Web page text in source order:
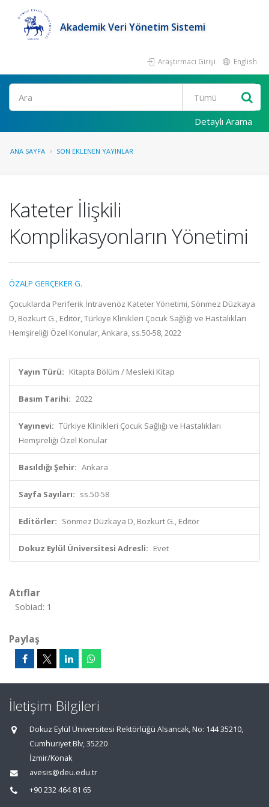
Akademik Veri Yönetim Sistemi
Araştırmacı Girişi English
Ara
Detaylı Arama
ANA SAYFA SON EKLENEN YAYINLAR
Kateter İlişkili
Komplikasyonların Yönetimi
ÖZALP GERÇEKER G.
Çocuklarda Periferik İntravenöz Kateter Yönetimi, Sönmez Düzkaya
D, Bozkurt G., Editör, Türkiye Klinikleri Çocuk Sağlığı ve Hastalıkları
Hemşireliği Özel Konular, Ankara, ss.50-58, 2022
Yayın Türü: Kitapta Bölüm / Mesleki Kitap
Basım Tarihi: 2022
Yayınevi: Türkiye Klinikleri Çocuk Sağlığı ve Hastalıkları
Hemşireliği Özel Konular
Basıldığı Şehir: Ankara
Sayfa Sayıları: ss.50-58
Editörler: Sönmez Düzkaya D, Bozkurt G., Editör
Dokuz Eylül Üniversitesi Adresli: Evet
Atıflar
Sobiad: 1
Paylaş
İletişim Bilgileri
Dokuz Eylül Üniversitesi Rektörlüğü Alsancak, No: 144 35210,
Cumhuriyet Blv, 35220
İzmir/Konak
avesis@deu.edu.tr
+90 232 464 81 65